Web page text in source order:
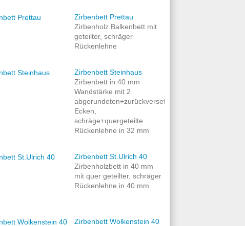
Zirbenbett Prettau
Zirbenholz Balkenbett mit
geteilter, schräger
Rückenlehne
Zirbenbett Steinhaus
Zirbenbett in 40 mm
Wandstärke mit 2
abgerundeten+zurückversetzten
Ecken,
schräge+quergeteilte
Rückenlehne in 32 mm
Zirbenbett St.Ulrich 40
Zirbenholzbett in 40 mm
mit quer geteilter, schräger
Rückenlehne in 40 mm
Zirbenbett Wolkenstein 40